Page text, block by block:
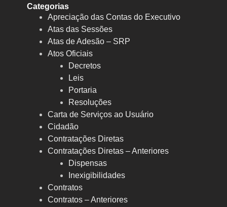
Categorias
Apreciação das Contas do Executivo
Atas das Sessões
Atas de Adesão – SRP
Atos Oficiais
Decretos
Leis
Portaria
Resoluções
Carta de Serviços ao Usuário
Cidadão
Contratações Diretas
Contratações Diretas – Anteriores
Dispensas
Inexigibilidades
Contratos
Contratos – Anteriores